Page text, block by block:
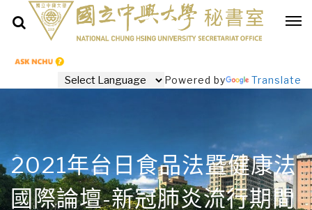
Powered by Translate
2021年台日食品法暨健康法
國際論壇-新冠肺炎流行期間